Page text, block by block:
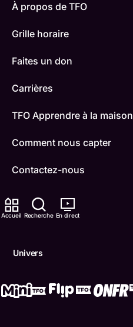
Accueil Recherche En direct
Univers
À propos de TFO
Grille horaire
Faites un don
Carrières
TFO Apprendre à la maison
Comment nous capter
Contactez-nous
ONFR
Boukili